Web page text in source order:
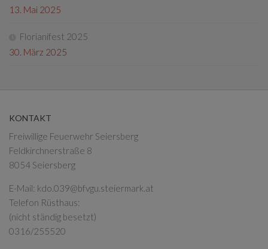
13. Mai 2025
Florianifest 2025
30. März 2025
KONTAKT
Freiwillige Feuerwehr Seiersberg
Feldkirchnerstraße 8
8054 Seiersberg
E-Mail: kdo.039@bfvgu.steiermark.at
Telefon Rüsthaus:
(nicht ständig besetzt)
0316/255520